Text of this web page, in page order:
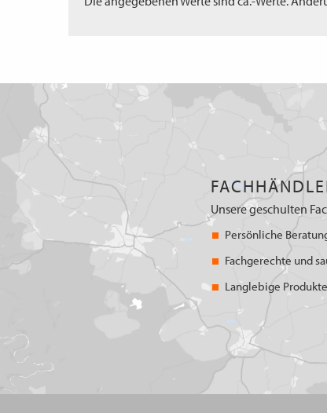
Unsere geschulten
Persönliche
Fachgerechte und
Langlebige